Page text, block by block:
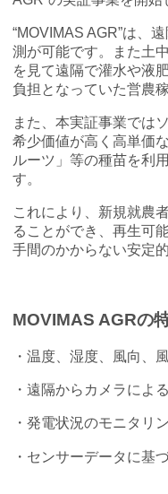
“MOVIMAS AGR”は、
測が可能です。また土
を見て遠隔で灌水や液
負担となっていた営農
また、本実証事業では
希少価値が高く高単価
ルーツ」等の種苗を利
す。
これにより、新規就農
ることができ、再生可
手間のかからない安定
MOVIMAS AGRの
・温度、湿度、風向、
・遠隔からカメラによ
・発電状況のモニタリ
・センサーデータに基